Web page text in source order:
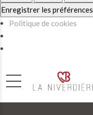
Enregistrer les préférences
Politique de cookies